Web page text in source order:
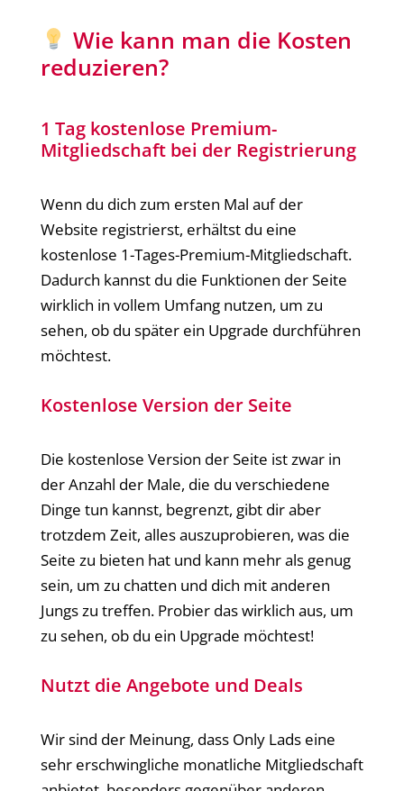
Wie kann man die Kosten
reduzieren?
1 Tag kostenlose Premium-
Mitgliedschaft bei der Registrierung
Wenn du dich zum ersten Mal auf der
Website registrierst, erhältst du eine
kostenlose 1-Tages-Premium-Mitgliedschaft.
Dadurch kannst du die Funktionen der Seite
wirklich in vollem Umfang nutzen, um zu
sehen, ob du später ein Upgrade durchführen
möchtest.
Kostenlose Version der Seite
Die kostenlose Version der Seite ist zwar in
der Anzahl der Male, die du verschiedene
Dinge tun kannst, begrenzt, gibt dir aber
trotzdem Zeit, alles auszuprobieren, was die
Seite zu bieten hat und kann mehr als genug
sein, um zu chatten und dich mit anderen
Jungs zu treffen. Probier das wirklich aus, um
zu sehen, ob du ein Upgrade möchtest!
Nutzt die Angebote und Deals
Wir sind der Meinung, dass Only Lads eine
sehr erschwingliche monatliche Mitgliedschaft